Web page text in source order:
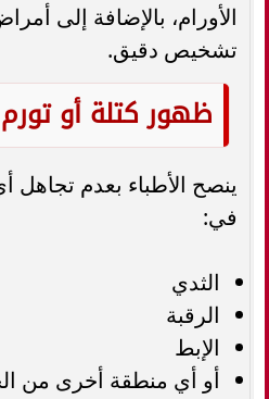
الأورام، بالإضافة إلى
تشخيص دقيق.
ظهور كتلة أو
ينصح الأطباء بعدم تجاهل
في:
الثدي
الرقبة
الإبط
أو أي منطقة أخرى من